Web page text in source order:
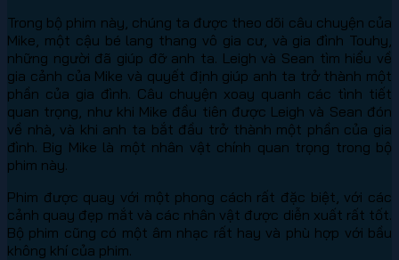
Trong bộ phim này, chúng ta được theo dõi câu chuyện của
Mike, một cậu bé lang thang vô gia cư, và gia đình Touhy,
những người đã giúp đỡ anh ta. Leigh và Sean tìm hiểu về
gia cảnh của Mike và quyết định giúp anh ta trở thành một
phần của gia đình. Câu chuyện xoay quanh các tình tiết
quan trọng, như khi Mike đầu tiên được Leigh và Sean đón
về nhà, và khi anh ta bắt đầu trở thành một phần của gia
đình. Big Mike là một nhân vật chính quan trọng trong bộ
phim này.
Phim được quay với một phong cách rất đặc biệt, với các
cảnh quay đẹp mắt và các nhân vật được diễn xuất rất tốt.
Bộ phim cũng có một âm nhạc rất hay và phù hợp với bầu
không khí của phim.